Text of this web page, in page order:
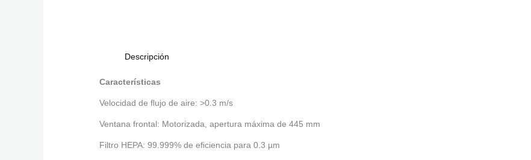
Descripción
Características
Velocidad de ﬂujo de aire: >0.3 m/s
Ventana frontal: Motorizada, apertura máxima de 445 mm
Filtro HEPA: 99.999% de eﬁciencia para 0.3 µm